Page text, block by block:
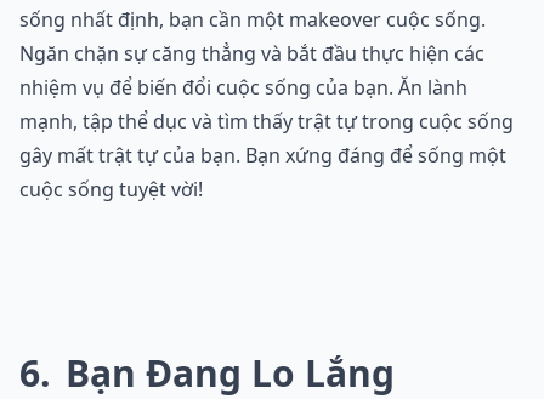
sống nhất định, bạn cần một makeover cuộc sống.
Ngăn chặn sự căng thẳng và bắt đầu thực hiện các
nhiệm vụ để biến đổi cuộc sống của bạn. Ăn lành
mạnh, tập thể dục và tìm thấy trật tự trong cuộc sống
gây mất trật tự của bạn. Bạn xứng đáng để sống một
cuộc sống tuyệt vời!
6 Bạn Đang Lo Lắng